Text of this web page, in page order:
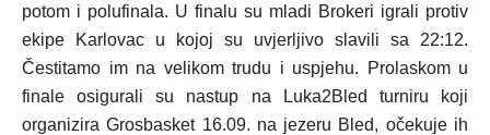
potom i polufinala. U finalu su mladi Brokeri igrali protiv
ekipe Karlovac u kojoj su uvjerljivo slavili sa 22:12.
Čestitamo im na velikom trudu i uspjehu. Prolaskom u
finale osigurali su nastup na Luka2Bled turniru koji
organizira Grosbasket 16.09. na jezeru Bled, očekuje ih